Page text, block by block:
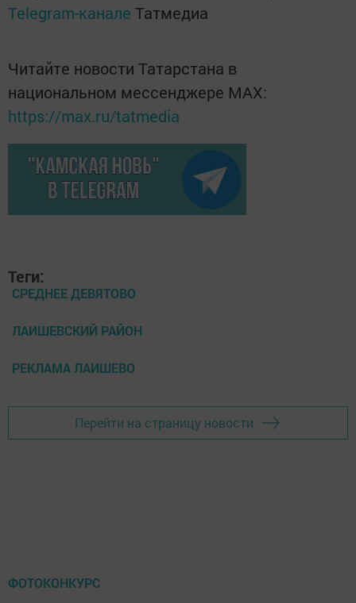
Telegram-канале Татмедиа
Читайте новости Татарстана в
национальном мессенджере MАХ:
https://max.ru/tatmedia
Теги:
СРЕДНЕЕ ДЕВЯТОВО
ЛАИШЕВСКИЙ РАЙОН
РЕКЛАМА ЛАИШЕВО
Перейти на страницу новости
ФОТОКОНКУРС